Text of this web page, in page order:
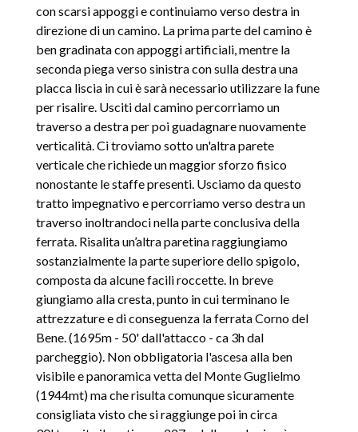
con scarsi appoggi e continuiamo verso destra in
direzione di un camino. La prima parte del camino è
ben gradinata con appoggi artificiali, mentre la
seconda piega verso sinistra con sulla destra una
placca liscia in cui è sarà necessario utilizzare la fune
per risalire. Usciti dal camino percorriamo un
traverso a destra per poi guadagnare nuovamente
verticalità. Ci troviamo sotto un'altra parete
verticale che richiede un maggior sforzo fisico
nonostante le staffe presenti. Usciamo da questo
tratto impegnativo e percorriamo verso destra un
traverso inoltrandoci nella parte conclusiva della
ferrata. Risalita un’altra paretina raggiungiamo
sostanzialmente la parte superiore dello spigolo,
composta da alcune facili roccette. In breve
giungiamo alla cresta, punto in cui terminano le
attrezzature e di conseguenza la ferrata Corno del
Bene. (1695m - 50' dall'attacco - ca 3h dal
parcheggio). Non obbligatoria l'ascesa alla ben
visibile e panoramica vetta del Monte Guglielmo
(1944mt) ma che risulta comunque sicuramente
consigliata visto che si raggiunge poi in circa